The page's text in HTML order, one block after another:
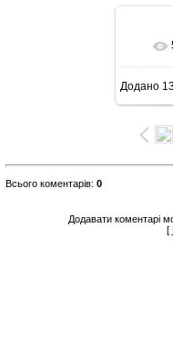
Додано
Всього коментарів: 0
Додавати коментарі
[